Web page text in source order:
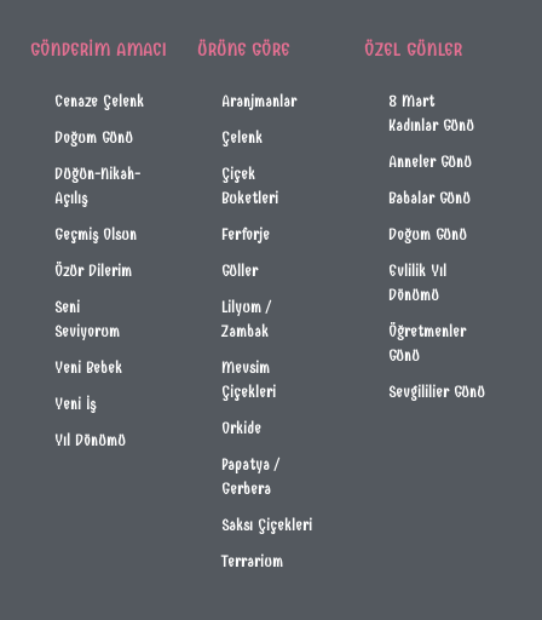
GÖNDERIM AMACI
Cenaze Çelenk
Doğum Günü
Düğün-Nikah-
Açılış
Geçmiş Olsun
Özür Dilerim
Seni
Seviyorum
Yeni Bebek
Yeni İş
Yıl Dönümü
ÜRÜNE GÖRE
Aranjmanlar
Çelenk
Çiçek
Buketleri
Ferforje
Güller
Lilyum /
Zambak
Mevsim
Çiçekleri
Orkide
Papatya /
Gerbera
Saksı Çiçekleri
Terrarium
ÖZEL GÜNLER
8 Mart
Kadınlar Günü
Anneler Günü
Babalar Günü
Doğum Günü
Evlilik Yıl
Dönümü
Öğretmenler
Günü
Sevgililier Günü